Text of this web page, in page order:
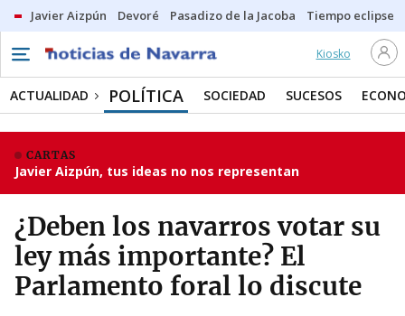
Javier Aizpún Devoré Pasadizo de la Jacoba Tiempo eclipse
Kiosko
ACTUALIDAD POLÍTICA SOCIEDAD SUCESOS
CARTAS
Javier Aizpún, tus ideas no nos representan
¿Deben los navarros votar su
ley más importante? El
Parlamento foral lo discute